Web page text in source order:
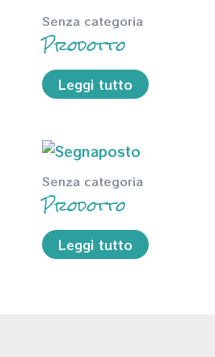
Senza categoria
Prodotto
Leggi tutto
Senza categoria
Prodotto
Leggi tutto